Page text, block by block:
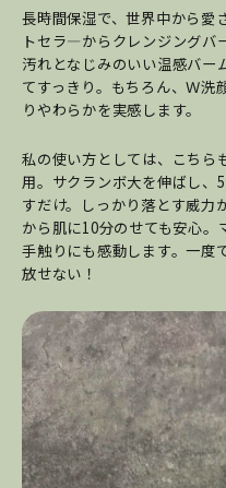
長時間保湿で、世界中から愛
トセラ―からクレンジング
汚れとなじみのいい温感バー
てすっきり。もちろん、Ｗ洗
りやわらかを実感します。
私の使い方としては、こちら
用。サクランボ大を伸ばし、
すだけ。しっかり落とす威力
から肌に10分のせても安心
手触りにも感動します。一度
放せない！